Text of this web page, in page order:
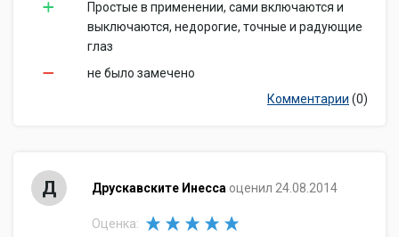
Простые в применении, сами включаются и
выключаются, недорогие, точные и радующие
глаз
не было замечено
Комментарии (0)
Д Друскавските Инесса оценил 24.08.2014
Оценка: